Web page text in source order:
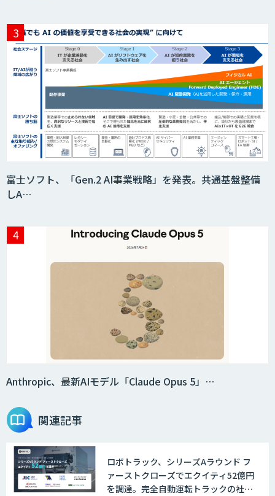
Acompany セキュアチャット
secondz Agentsense
Smart Search
法人向けAIエージェント「OfficeAI社
員」
＜Dify活用＞AIエージェントDRIVE
富士ソフト、「Gen.2 AI事業戦略」を発表。共通基盤整備
しA…
Anthropic、最新AIモデル「Claude Opus 5」…
関連記事
ロボトラック、シリーズAラウンド フ
ァーストクローズでエクイティ52億円
を調達。完全自動運転トラックの社会